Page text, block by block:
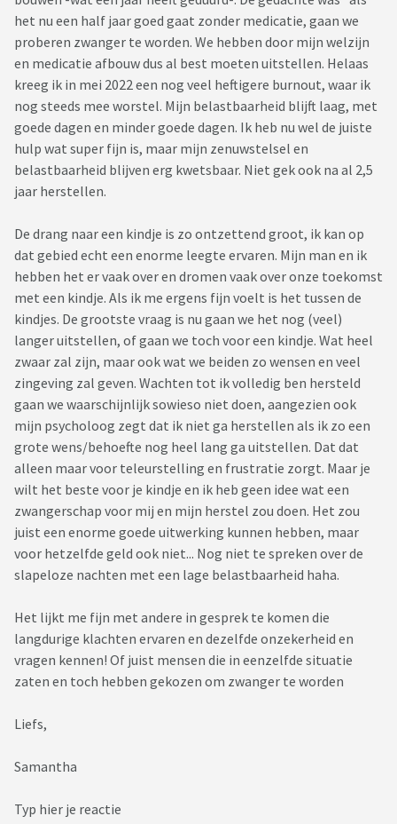
het nu een half jaar goed gaat zonder medicatie, gaan we
proberen zwanger te worden. We hebben door mijn welzijn
en medicatie afbouw dus al best moeten uitstellen. Helaas
kreeg ik in mei 2022 een nog veel heftigere burnout, waar ik
nog steeds mee worstel. Mijn belastbaarheid blijft laag, met
goede dagen en minder goede dagen. Ik heb nu wel de juiste
hulp wat super fijn is, maar mijn zenuwstelsel en
belastbaarheid blijven erg kwetsbaar. Niet gek ook na al 2,5
jaar herstellen.
De drang naar een kindje is zo ontzettend groot, ik kan op
dat gebied echt een enorme leegte ervaren. Mijn man en ik
hebben het er vaak over en dromen vaak over onze toekomst
met een kindje. Als ik me ergens fijn voelt is het tussen de
kindjes. De grootste vraag is nu gaan we het nog (veel)
langer uitstellen, of gaan we toch voor een kindje. Wat heel
zwaar zal zijn, maar ook wat we beiden zo wensen en veel
zingeving zal geven. Wachten tot ik volledig ben hersteld
gaan we waarschijnlijk sowieso niet doen, aangezien ook
mijn psycholoog zegt dat ik niet ga herstellen als ik zo een
grote wens/behoefte nog heel lang ga uitstellen. Dat dat
alleen maar voor teleurstelling en frustratie zorgt. Maar je
wilt het beste voor je kindje en ik heb geen idee wat een
zwangerschap voor mij en mijn herstel zou doen. Het zou
juist een enorme goede uitwerking kunnen hebben, maar
voor hetzelfde geld ook niet... Nog niet te spreken over de
slapeloze nachten met een lage belastbaarheid haha.
Het lijkt me fijn met andere in gesprek te komen die
langdurige klachten ervaren en dezelfde onzekerheid en
vragen kennen! Of juist mensen die in eenzelfde situatie
zaten en toch hebben gekozen om zwanger te worden
Liefs,
Samantha
Typ hier je reactie